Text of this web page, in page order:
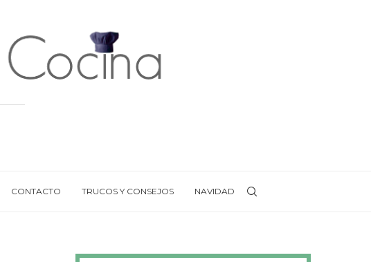
CONTACTO TRUCOS Y CONSEJOS NAVIDAD